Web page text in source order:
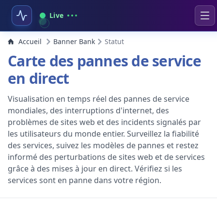
Live
Accueil Banner Bank Statut
Carte des pannes de service
en direct
Visualisation en temps réel des pannes de service
mondiales, des interruptions d'internet, des
problèmes de sites web et des incidents signalés par
les utilisateurs du monde entier. Surveillez la fiabilité
des services, suivez les modèles de pannes et restez
informé des perturbations de sites web et de services
grâce à des mises à jour en direct. Vérifiez si les
services sont en panne dans votre région.